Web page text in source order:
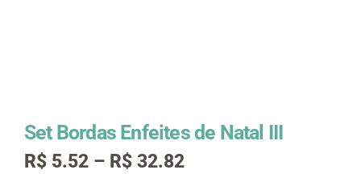
Set Bordas Enfeites de Natal III
R$ 5.52 – R$ 32.82Faixa